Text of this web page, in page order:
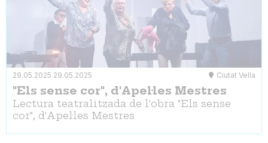
29.05.2025 29.05.2025 Ciutat Vella
"Els sense cor", d'Apel·les Mestres
Lectura teatralitzada de l'obra "Els sense
cor", d'Apel·les Mestres